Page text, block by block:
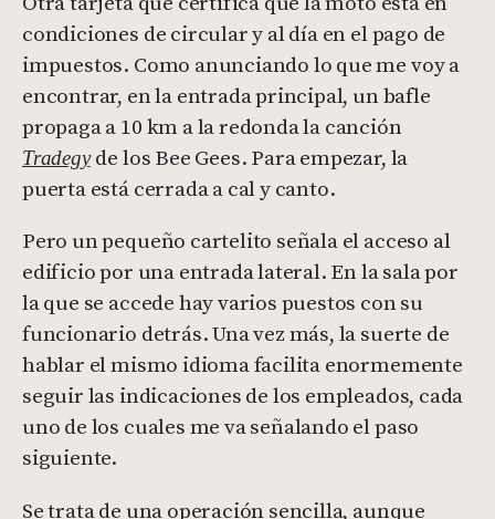
condiciones de circular y al día en el pago de
impuestos. Como anunciando lo que me voy a
encontrar, en la entrada principal, un bafle
propaga a 10 km a la redonda la canción
Tradegy de los Bee Gees. Para empezar, la
puerta está cerrada a cal y canto.
Pero un pequeño cartelito señala el acceso al
edificio por una entrada lateral. En la sala por
la que se accede hay varios puestos con su
funcionario detrás. Una vez más, la suerte de
hablar el mismo idioma facilita enormemente
seguir las indicaciones de los empleados, cada
uno de los cuales me va señalando el paso
siguiente.
Se trata de una operación sencilla, aunque